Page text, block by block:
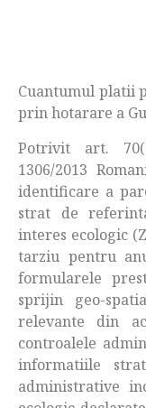
Cuantumul platii
prin hotarare a
Potrivit art.
1306/2013
identificare a
strat de
interes ecologic
tarziu pentru
formularele
sprijin geo-
relevante din
controalele
informatiile
administrative